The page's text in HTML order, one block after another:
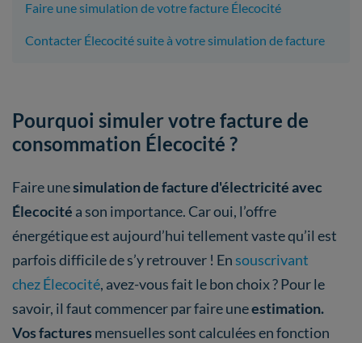
Faire une simulation de votre facture Élecocité
Contacter Élecocité suite à votre simulation de facture
Pourquoi simuler votre facture de
consommation Élecocité ?
Faire unesimulation de facture d'électricité avec
Élecocité a son importance. Car oui, l’offre
énergétique est aujourd’hui tellement vaste qu’il est
parfois difficile de s’y retrouver ! Ensouscrivant
chez Élecocité, avez-vous fait le bon choix ? Pour le
savoir, il faut commencer par faire uneestimation.
Vos factures mensuelles sont calculées en fonction